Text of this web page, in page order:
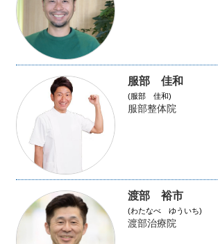
服部 佳和
(服部 佳和)
服部整体院
渡部 裕市
(わたなべ ゆういち)
渡部治療院